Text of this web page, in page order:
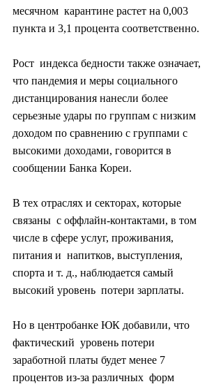
месячном  карантине растет на 0,003
пункта и 3,1 процента соответственно.
Рост  индекса бедности также означает,
что пандемия и меры социального
дистанцирования нанесли более
серьезные удары по группам с низким
доходом по сравнению с группами с
высокими доходами, говорится в
сообщении Банка Кореи.
В тех отраслях и секторах, которые
связаны  с оффлайн-контактами, в том
числе в сфере услуг, проживания,
питания и  напитков, выступления,
спорта и т. д., наблюдается самый
высокий уровень  потери зарплаты.
Но в центробанке ЮК добавили, что
фактический  уровень потери
заработной платы будет менее 7
процентов из-за различных  форм